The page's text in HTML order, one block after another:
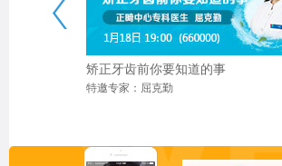
矫正牙齿前你要知道的事
特邀专家：屈克勤